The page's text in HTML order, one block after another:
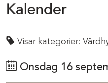
Kalender
Visar kategorier:
Onsdag 16